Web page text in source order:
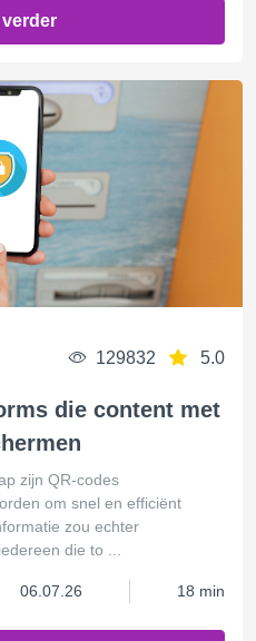
verder
129832 5.0
die content met
zijn QR-codes
om snel en efficiënt
zou echter
die to ...
06.07.26 18 min